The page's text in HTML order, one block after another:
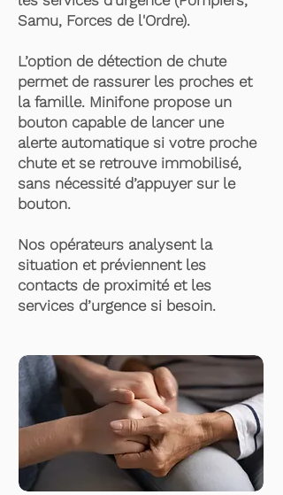
Samu, Forces de l'Ordre).
L’option de détection de chute
permet de rassurer les proches et
la famille. Minifone propose un
bouton capable de lancer une
alerte automatique si votre proche
chute et se retrouve immobilisé,
sans nécessité d’appuyer sur le
bouton.
Nos opérateurs analysent la
situation et préviennent les
contacts de proximité et les
services d’urgence si besoin.